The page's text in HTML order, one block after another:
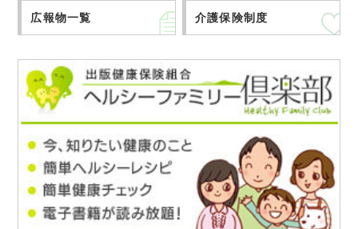
広報物一覧 介護保険制度